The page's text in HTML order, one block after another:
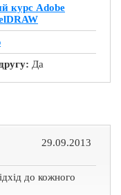
курс Adobe
Да
29.09.2013
до кожного